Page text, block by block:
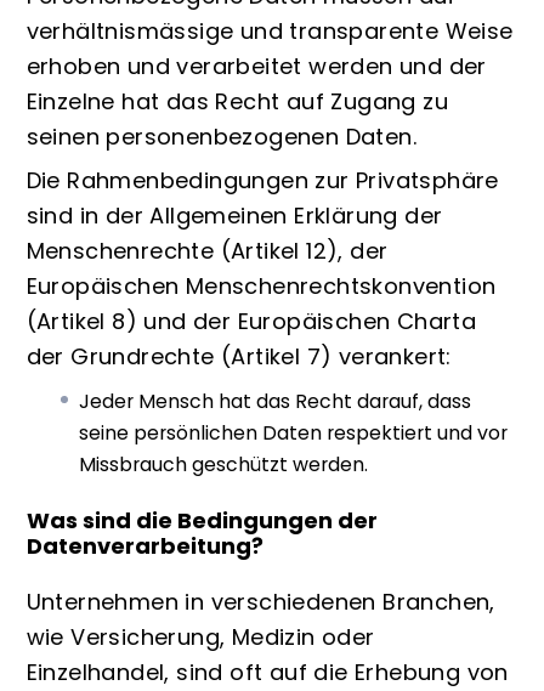
verhältnismässige und transparente Weise
erhoben und verarbeitet werden und der
Einzelne hat das Recht auf Zugang zu
seinen personenbezogenen Daten.
Die Rahmenbedingungen zur Privatsphäre
sind in der Allgemeinen Erklärung der
Menschenrechte (Artikel 12), der
Europäischen Menschenrechtskonvention
(Artikel 8) und der Europäischen Charta
der Grundrechte (Artikel 7) verankert:
Jeder Mensch hat das Recht darauf, dass
seine persönlichen Daten respektiert und vor
Missbrauch geschützt werden.
Was sind die Bedingungen der
Datenverarbeitung?
Unternehmen in verschiedenen Branchen,
wie Versicherung, Medizin oder
Einzelhandel, sind oft auf die Erhebung von